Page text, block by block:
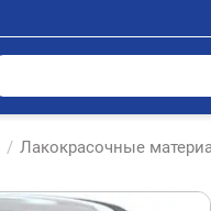
/ Лакокрасочные